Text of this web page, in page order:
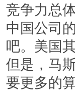
竞争力总
中国公司
吧。美国
但是，马
要更多的